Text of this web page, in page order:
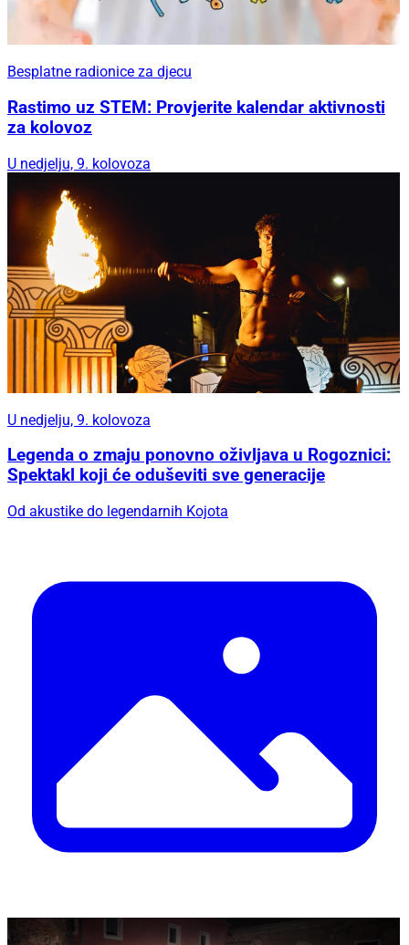
Besplatne radionice za djecu
Rastimo uz STEM: Provjerite kalendar aktivnosti
za kolovoz
U nedjelju, 9. kolovoza
U nedjelju, 9. kolovoza
Legenda o zmaju ponovno oživljava u Rogoznici:
Spektakl koji će oduševiti sve generacije
Od akustike do legendarnih Kojota